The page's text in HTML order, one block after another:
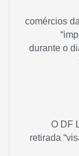
comércios
durante o
O DF
retirada